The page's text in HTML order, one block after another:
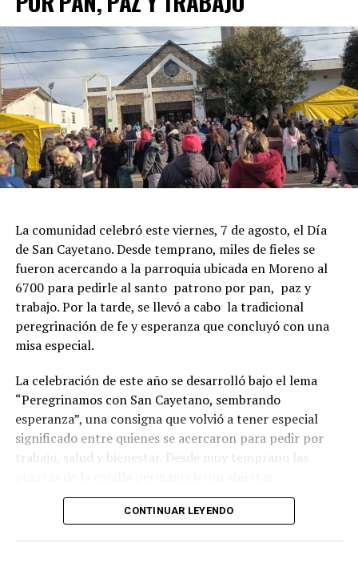
La comunidad celebró este viernes, 7 de agosto, el Día
de San Cayetano. Desde temprano, miles de fieles se
fueron acercando a la parroquia ubicada en Moreno al
6700 para pedirle al santo patrono por pan, paz y
trabajo. Por la tarde, se llevó a cabo la tradicional
peregrinación de fe y esperanza que concluyó con una
misa especial.
La celebración de este año se desarrolló bajo el lema
“Peregrinamos con San Cayetano, sembrando
esperanza”, una consigna que volvió a tener especial
significado entre quienes se acercaron para pedir por
trabajo, salud y bienestar. Desde muy temprano las
La imagen del santo salió del santuario de Moreno al
6700 y fue acompañada por una multitud que recorrió
CONTINUAR LEYENDO